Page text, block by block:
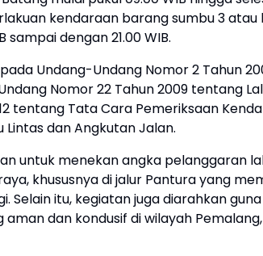
kendaraan barang sumbu 3
dengan 21.00 WIB.
Undang-Undang Nomor 2 Tahun
Nomor 22 Tahun 2009 tentang
tentang Tata Cara Pemeriksaan
Lintas dan Angkutan Jalan.
untuk menekan angka pelanggaran
khususnya di jalur Pantura yang
Selain itu, kegiatan juga diarahkan
dan kondusif di wilayah